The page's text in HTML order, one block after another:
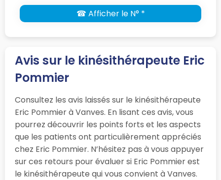
☎ Afficher le N° *
Avis sur le kinésithérapeute Eric
Pommier
Consultez les avis laissés sur le kinésithérapeute
Eric Pommier à Vanves. En lisant ces avis, vous
pourrez découvrir les points forts et les aspects
que les patients ont particulièrement appréciés
chez Eric Pommier. N’hésitez pas à vous appuyer
sur ces retours pour évaluer si Eric Pommier est
le kinésithérapeute qui vous convient à Vanves.